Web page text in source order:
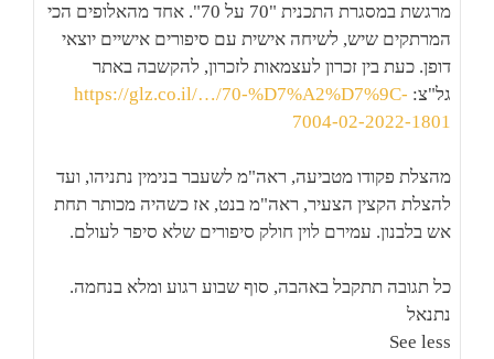
מרגשת במסגרת התכנית "70 על 70". אחד מהאלופים הכי
המרתקים שיש, לשיחה אישית עם סיפורים אישיים יוצאי
דופן. כעת בין זכרון לעצמאות לזכרון, להקשבה באתר
גל"צ: https://glz.co.il/…/70-%D7%A2%D7%9C-
7004-02-2022-1801
מהצלת פקודו מטביעה, ראה"מ לשעבר בנימין נתניהו, ועד
להצלת הקצין הצעיר, ראה"מ בנט, אז כשהיה מכותר תחת
אש בלבנון. עמירם לוין חולק סיפורים שלא סיפר לעולם.
כל תגובה תתקבל באהבה, סוף שבוע רגוע ומלא בנחמה.
נתנאל
See less